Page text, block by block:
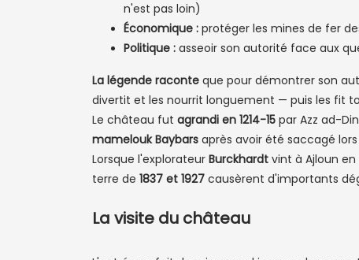
n'est pas loin)
Économique : protéger les mines de fer
Politique : asseoir son autorité face aux
La légende raconte que pour démontrer son
divertit et les nourrit longuement — puis les fit
Le château fut agrandi en 1214-15 par Azz ad-
mamelouk Baybars après avoir été saccagé
Lorsque l'explorateur Burckhardt vint à Ajloun
terre de 1837 et 1927 causèrent d'importants
La visite du château